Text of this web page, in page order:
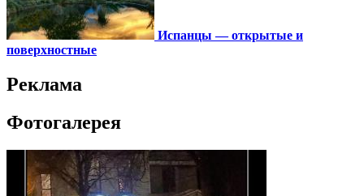
Испанцы — открытые и
поверхностные
Реклама
Фотогалерея